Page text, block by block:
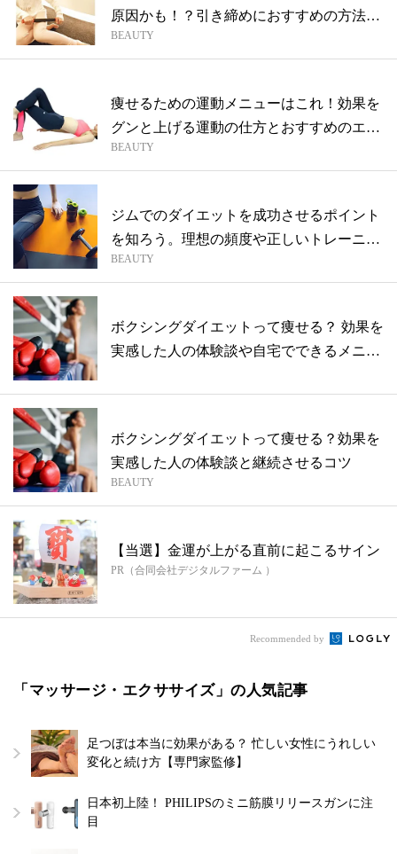
原因かも！？引き締めにおすすめの方法を
伝...
BEAUTY
痩せるための運動メニューはこれ！効果を
グンと上げる運動の仕方とおすすめのエク
ササ...
BEAUTY
ジムでのダイエットを成功させるポイント
を知ろう。理想の頻度や正しいトレーニン
グ順...
BEAUTY
ボクシングダイエットって痩せる？ 効果を
実感した人の体験談や自宅でできるメニュ
ボクシングダイエットって痩せる？効果を
実感した人の体験談と継続させるコツ
BEAUTY
【当選】金運が上がる直前に起こるサイン
PR（合同会社デジタルファーム ）
Recommended by
「マッサージ・エクササイズ」の人気記事
足つぼは本当に効果がある？ 忙しい女性にうれしい
変化と続け方【専門家監修】
日本初上陸！ PHILIPSのミニ筋膜リリースガンに注
目